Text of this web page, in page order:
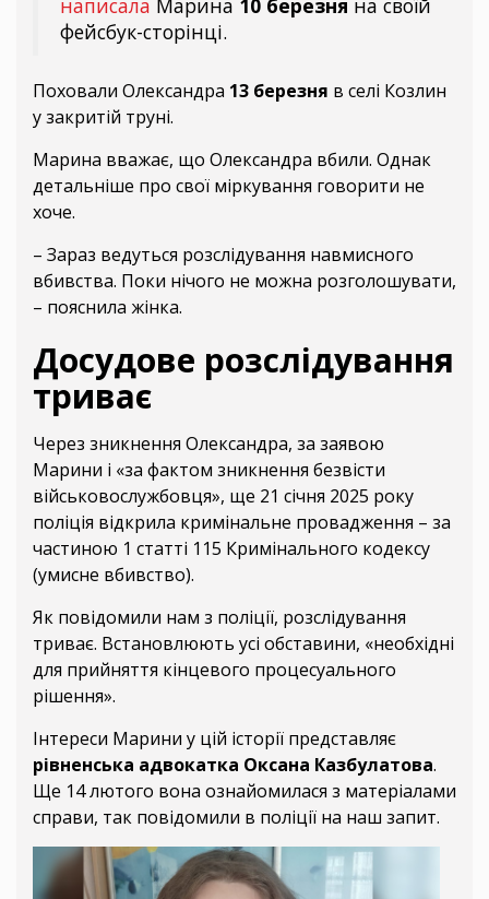
фейсбук-сторінці.
Поховали Олександра 13 березня в селі Козлин
у закритій труні.
Марина вважає, що Олександра вбили. Однак
детальніше про свої міркування говорити не
хоче.
– Зараз ведуться розслідування навмисного
вбивства. Поки нічого не можна розголошувати,
– пояснила жінка.
Досудове розслідування
триває
Через зникнення Олександра, за заявою
Марини і «за фактом зникнення безвісти
військовослужбовця», ще 21 січня 2025 року
поліція відкрила кримінальне провадження – за
частиною 1 статті 115 Кримінального кодексу
(умисне вбивство).
Як повідомили нам з поліції, розслідування
триває. Встановлюють усі обставини, «необхідні
для прийняття кінцевого процесуального
рішення».
Інтереси Марини у цій історії представляє
рівненська адвокатка Оксана Казбулатова.
Ще 14 лютого вона ознайомилася з матеріалами
справи, так повідомили в поліції на наш запит.